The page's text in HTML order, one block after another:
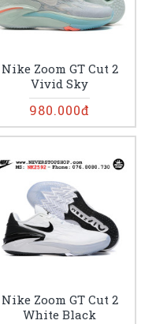
Nike Zoom GT Cut 2
Vivid Sky
980.000đ
Nike Zoom GT Cut 2
White Black